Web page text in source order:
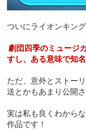
ついにライオンキン
劇団四季のミュージ
すし、ある意味で知
ただ、意外とストー
送とかもあまり公開
実は私も良くわから
作品です！